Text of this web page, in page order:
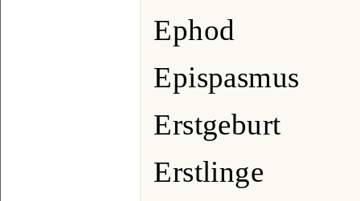
Ephod
Epispasmus
Erstgeburt
Erstlinge